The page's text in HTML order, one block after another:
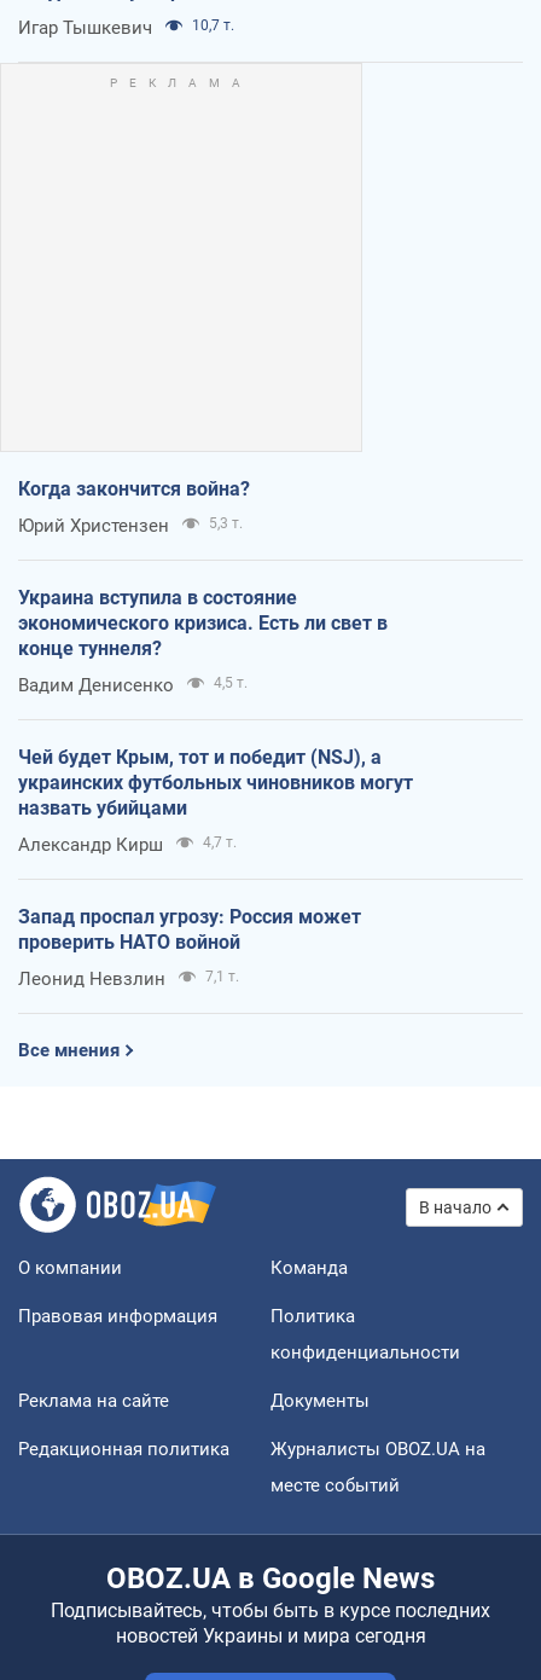
Игар Тышкевич 10,7 т.
Когда закончится война?
Юрий Христензен 5,3 т.
Украина вступила в состояние
экономического кризиса. Есть ли свет в
конце туннеля?
Вадим Денисенко 4,5 т.
Чей будет Крым, тот и победит (NSJ), а
украинских футбольных чиновников могут
назвать убийцами
Александр Кирш 4,7 т.
Запад проспал угрозу: Россия может
проверить НАТО войной
Леонид Невзлин 7,1 т.
Все мнения
В начало
О компании Команда
Правовая информация
Политика
конфиденциальности
Реклама на сайте Документы
Редакционная политика
Журналисты OBOZ.UA на
месте событий
OBOZ.UA в Google News
Подписывайтесь, чтобы быть в курсе последних
новостей Украины и мира сегодня